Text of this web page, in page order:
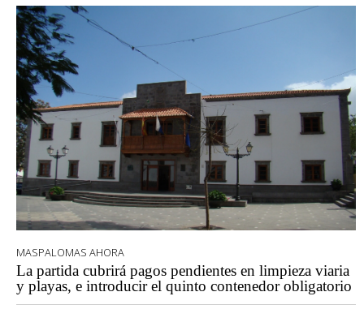
MASPALOMAS AHORA
La partida cubrirá pagos pendientes en limpieza viaria
y playas, e introducir el quinto contenedor obligatorio